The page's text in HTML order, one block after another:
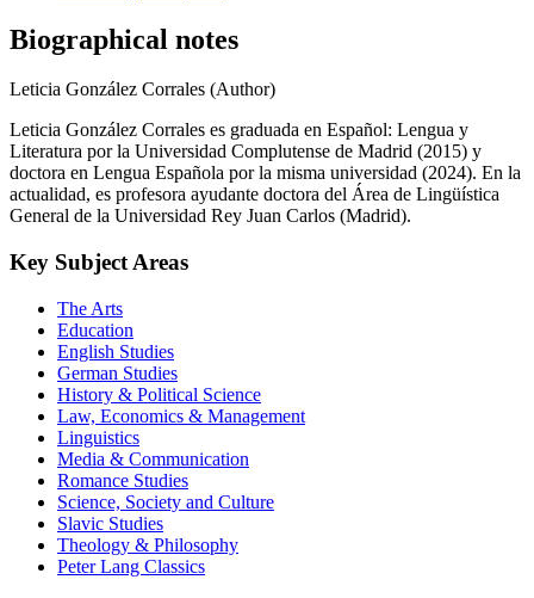
Biographical notes
Leticia González Corrales (Author)
Leticia González Corrales es graduada en Español: Lengua y
Literatura por la Universidad Complutense de Madrid (2015) y
doctora en Lengua Española por la misma universidad (2024). En la
actualidad, es profesora ayudante doctora del Área de Lingüística
General de la Universidad Rey Juan Carlos (Madrid).
Key Subject Areas
The Arts
Education
English Studies
German Studies
History & Political Science
Law, Economics & Management
Linguistics
Media & Communication
Romance Studies
Science, Society and Culture
Slavic Studies
Theology & Philosophy
Peter Lang Classics